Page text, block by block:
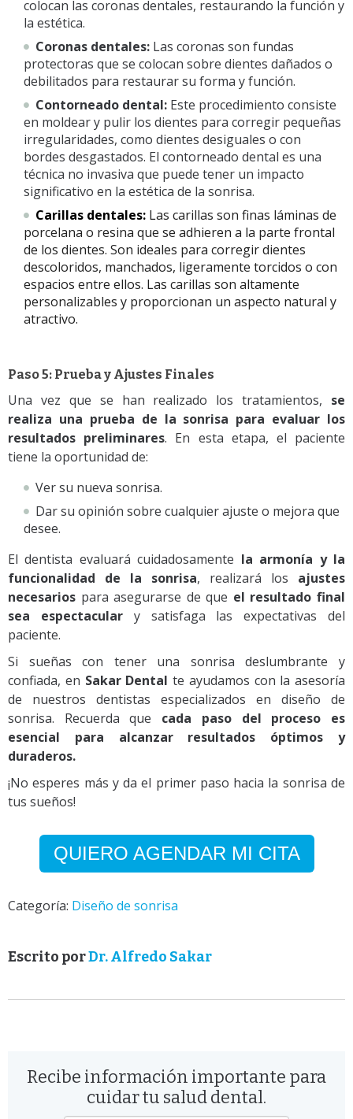
colocan las coronas dentales, restaurando la función y
la estética.
Coronas dentales: Las coronas son fundas
protectoras que se colocan sobre dientes dañados o
debilitados para restaurar su forma y función.
Contorneado dental: Este procedimiento consiste
en moldear y pulir los dientes para corregir pequeñas
irregularidades, como dientes desiguales o con
bordes desgastados. El contorneado dental es una
técnica no invasiva que puede tener un impacto
significativo en la estética de la sonrisa.
Carillas dentales: Las carillas son finas láminas de
porcelana o resina que se adhieren a la parte frontal
de los dientes. Son ideales para corregir dientes
descoloridos, manchados, ligeramente torcidos o con
espacios entre ellos. Las carillas son altamente
personalizables y proporcionan un aspecto natural y
atractivo.
Paso 5: Prueba y Ajustes Finales
Una vez que se han realizado los tratamientos, se
realiza una prueba de la sonrisa para evaluar los
resultados preliminares. En esta etapa, el paciente
tiene la oportunidad de:
Ver su nueva sonrisa.
Dar su opinión sobre cualquier ajuste o mejora que
desee.
El dentista evaluará cuidadosamente la armonía y la
funcionalidad de la sonrisa, realizará los ajustes
necesarios para asegurarse de que el resultado final
sea espectacular y satisfaga las expectativas del
paciente.
Si sueñas con tener una sonrisa deslumbrante y
confiada, en Sakar Dental te ayudamos con la asesoría
de nuestros dentistas especializados en diseño de
sonrisa. Recuerda que cada paso del proceso es
esencial para alcanzar resultados óptimos y
duraderos.
¡No esperes más y da el primer paso hacia la sonrisa de
tus sueños!
QUIERO AGENDAR MI CITA
Categoría: Diseño de sonrisa
Escrito porDr. Alfredo Sakar
Recibe información importante para
cuidar tu salud dental.